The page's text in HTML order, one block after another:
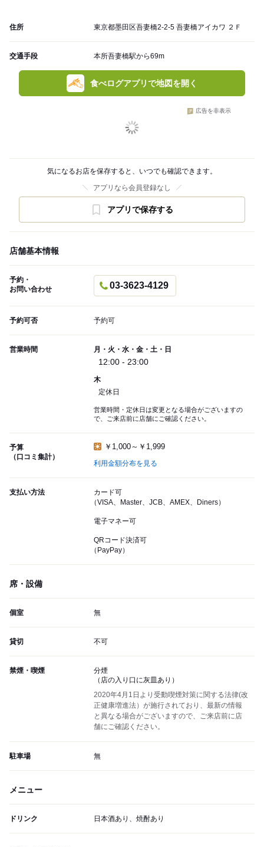
住所 東京都墨田区吾妻橋2-2-5 吾妻橋アイカワ ２Ｆ
交通手段 本所吾妻橋駅から69m
食べログアプリで地図を開く
広告を非表示
気になるお店を保存すると、いつでも確認できます。
アプリなら会員登録なし
アプリで保存する
店舗基本情報
予約・
お問い合わせ
03-3623-4129
予約可否 予約可
営業時間 月・火・水・金・土・日
12:00 - 23:00
木
定休日
営業時間・定休日は変更となる場合がございますの
で、ご来店前に店舗にご確認ください。
予算
（口コミ集計）
￥1,000～￥1,999
利用金額分布を見る
支払い方法
カード可
（VISA、Master、JCB、AMEX、Diners）
電子マネー可
QRコード決済可
（PayPay）
席・設備
個室 無
貸切 不可
禁煙・喫煙
分煙
（店の入り口に灰皿あり）
2020年4月1日より受動喫煙対策に関する法律(改
正健康増進法）が施行されており、最新の情報
と異なる場合がございますので、ご来店前に店
舗にご確認ください。
駐車場 無
メニュー
ドリンク 日本酒あり、焼酎あり